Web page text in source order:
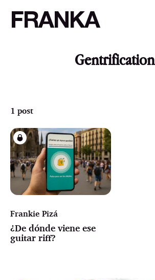
FRANKA
Gentrification
1 post
Frankie Pizá
¿De dónde viene ese
guitar riff?